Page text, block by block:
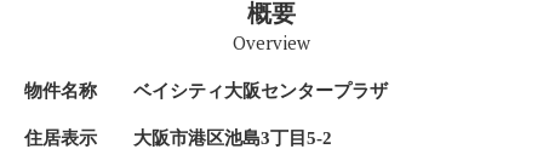
概要
Overview
物件名称 ベイシティ大阪センタープラザ
住居表示 大阪市港区池島3丁目5-2